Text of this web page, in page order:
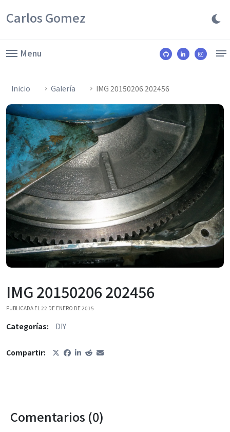
Carlos Gomez
Menu
Inicio Galería IMG 20150206 202456
IMG 20150206 202456
PUBLICADA EL 22 DE ENERO DE 2015
Categorías: DIY
Compartir:
Comentarios (0)